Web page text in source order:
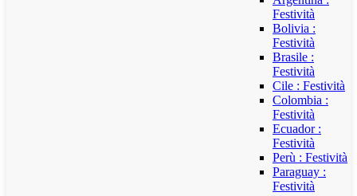
Festività
Bolivia :
Festività
Brasile :
Festività
Cile : Festività
Colombia :
Festività
Ecuador :
Festività
Perù : Festività
Paraguay :
Festività